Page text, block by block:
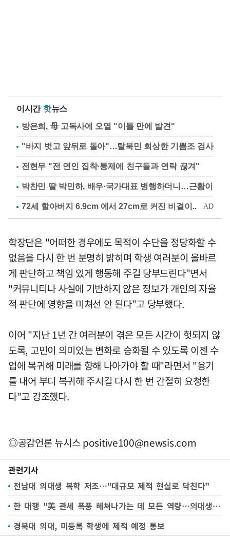
이시간 핫뉴스
방은희, 母 고독사에 오열 "이틀 만에 발견"
"바지 벗고 앞뒤로 돌아"…탈북민 회상한 기쁨조 검사
전현무 "전 연인 집착·통제에 친구들과 연락 끊겨"
박찬민 딸 박민하, 배우·국가대표 병행하더니…근황이
학장단은 "어떠한 경우에도 목적이 수단을 정당화할 수
없음을 다시 한 번 분명히 밝히며 학생 여러분이 올바르
게 판단하고 책임 있게 행동해 주길 당부드린다"면서
"커뮤니티나 사실에 기반하지 않은 정보가 개인의 자율
적 판단에 영향을 미쳐선 안 된다"고 당부했다.
이어 "지난 1년 간 여러분이 겪은 모든 시간이 헛되지 않
도록, 고민이 의미있는 변화로 승화될 수 있도록 이젠 수
업에 복귀해 미래를 향해 나아가야 할 때"라면서 "용기
를 내어 부디 복귀해 주시길 다시 한 번 간절히 요청한
다"고 강조했다.
◎공감언론 뉴시스positive100@newsis.com
관련기사
전남대 의대생 복학 저조…"대규모 제적 현실로 닥친다"
한 대행 "美 관세 폭풍 헤쳐나가는 데 모든 역량…의대생 돌아와야"(종합)
경북대 의대, 미등록 학생에 제적 예정 통보